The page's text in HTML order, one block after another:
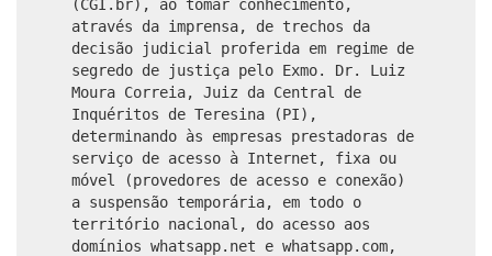
(CGI.br), ao tomar conhecimento,
através da imprensa, de trechos da
decisão judicial proferida em regime de
segredo de justiça pelo Exmo. Dr. Luiz
Moura Correia, Juiz da Central de
Inquéritos de Teresina (PI),
determinando às empresas prestadoras de
serviço de acesso à Internet, fixa ou
móvel (provedores de acesso e conexão)
a suspensão temporária, em todo o
território nacional, do acesso aos
domínios whatsapp.net e whatsapp.com,